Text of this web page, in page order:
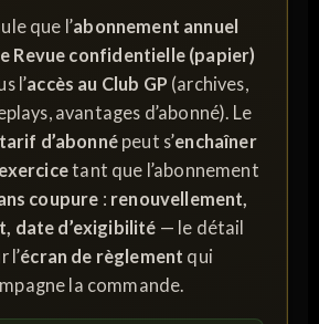
que l’abonnement annuel
Revue confidentielle (papier)
l’accès au Club GP (archives,
avantages d’abonné). Le
d’abonnépeut s’enchaîner
tant que l’abonnement
coupure : renouvellement,
date d’exigibilité — le détail
l’écran de règlement qui
la commande.